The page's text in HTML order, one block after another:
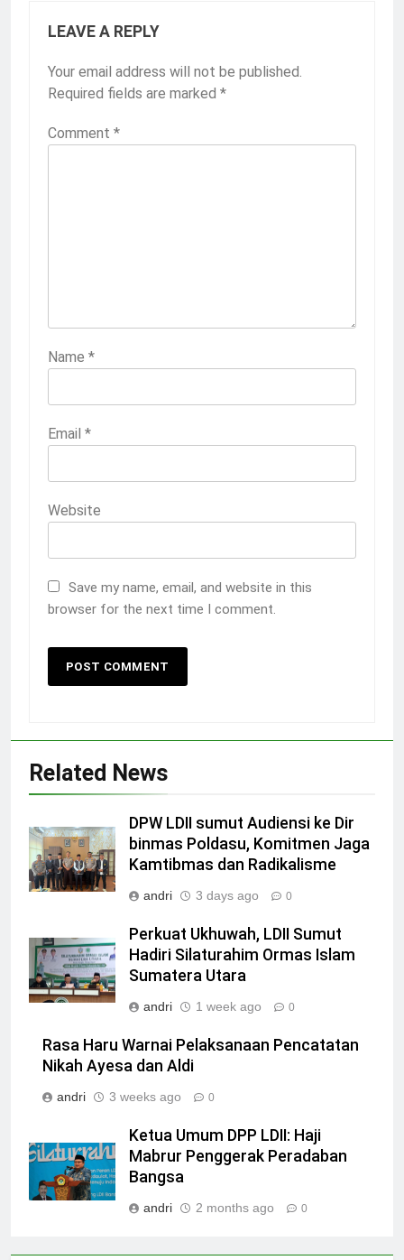
LEAVE A REPLY
Your email address will not be published.
Required fields are marked *
Comment *
Name *
Email *
Website
Save my name, email, and website in this
browser for the next time I comment.
Related News
DPW LDII sumut Audiensi ke Dir
binmas Poldasu, Komitmen Jaga
Kamtibmas dan Radikalisme
andri 3 days ago 0
Perkuat Ukhuwah, LDII Sumut
Hadiri Silaturahim Ormas Islam
Sumatera Utara
andri 1 week ago 0
Rasa Haru Warnai Pelaksanaan Pencatatan
Nikah Ayesa dan Aldi
andri 3 weeks ago 0
Ketua Umum DPP LDII: Haji
Mabrur Penggerak Peradaban
Bangsa
andri 2 months ago 0